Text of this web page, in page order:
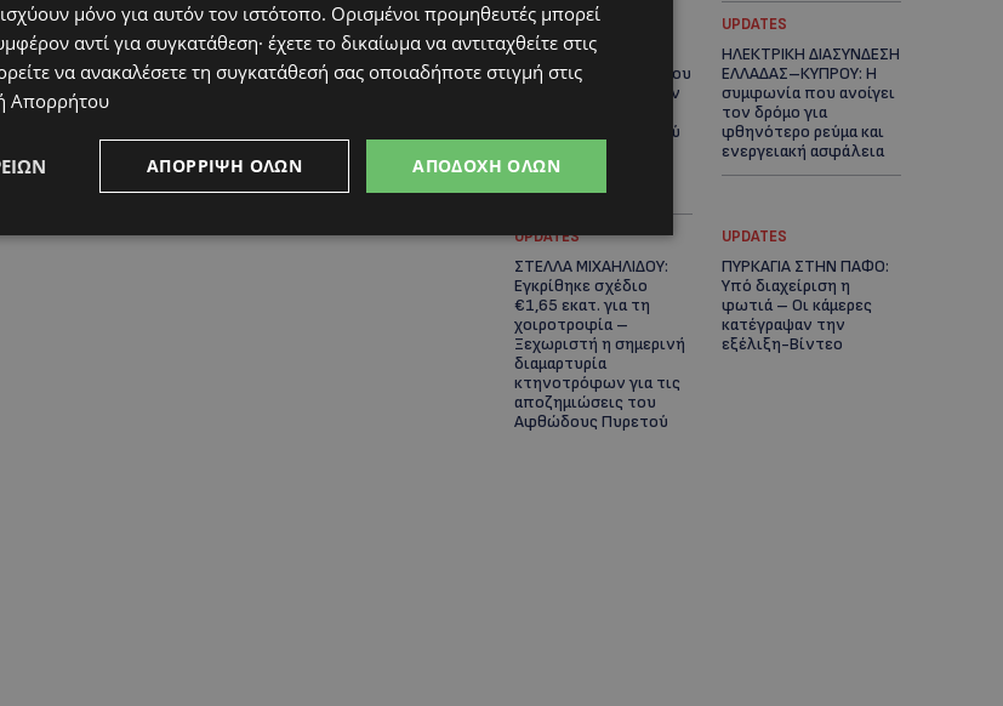
STORIES
ΟΡΦΕΑΣ ΣΟΛΩΜΟΥ: Ο
10χρονος Κύπριος που
πρωταγωνιστεί στην
εξοικονόμησης νερού
κάνουν τη διαφορά -
(Βίντεο)
UPDATES
ΗΛΕΚΤΡΙΚΗ ΔΙΑΣΥΝΔΕΣΗ
ΕΛΛΑΔΑΣ–ΚΥΠΡΟΥ: Η
συμφωνία που ανοίγει
τον δρόμο για
φθηνότερο ρεύμα και
ενεργειακή ασφάλεια
UPDATES
ΣΤΕΛΛΑ ΜΙΧΑΗΛΙΔΟΥ:
Εγκρίθηκε σχέδιο
€1,65 εκατ. για τη
χοιροτροφία –
Ξεχωριστή η σημερινή
διαμαρτυρία
κτηνοτρόφων για τις
αποζημιώσεις του
Αφθώδους Πυρετού
UPDATES
ΠΥΡΚΑΓΙΑ ΣΤΗΝ ΠΑΦΟ:
Υπό διαχείριση η
φωτιά – Οι κάμερες
κατέγραψαν την
εξέλιξη-Βίντεο
μόνο για αυτόν τον ιστότοπο. Ορισμένοι προμηθευτές μπορεί
αντί για συγκατάθεση· έχετε το δικαίωμα να αντιταχθείτε στις
να ανακαλέσετε τη συγκατάθεσή σας οποιαδήποτε στιγμή στις
Απορρήτου
ΑΠΟΔΟΧΉ ΌΛΩΝ
ΑΠΌΡΡΙΨΗ ΌΛΩΝ